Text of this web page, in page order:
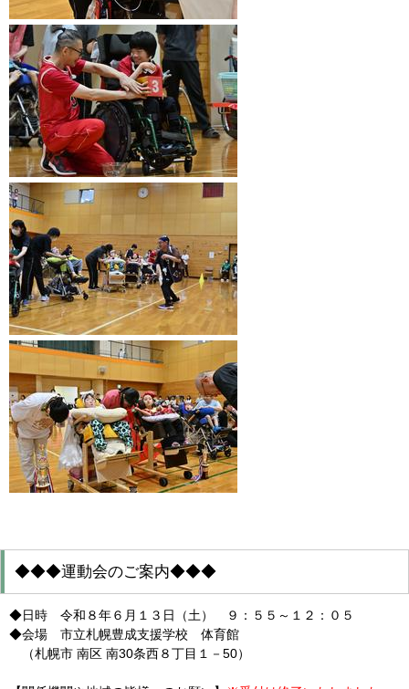
◆◆◆運動会のご案内◆◆◆
◆日時 令和８年６月１３日（土） ９：５５～１２：０５
◆会場 市立札幌豊成支援学校 体育館
（札幌市 南区 南30条西８丁目１－50）